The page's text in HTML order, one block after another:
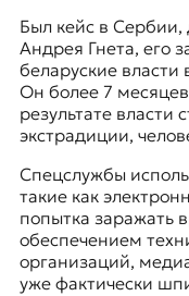
Был кейс в Сербии,
Андрея Гнета, его
беларуские власти
Он более 7
результате власти
экстрадиции,
Спецслужбы
такие как
попытка заражать
обеспечением
организаций,
уже фактически